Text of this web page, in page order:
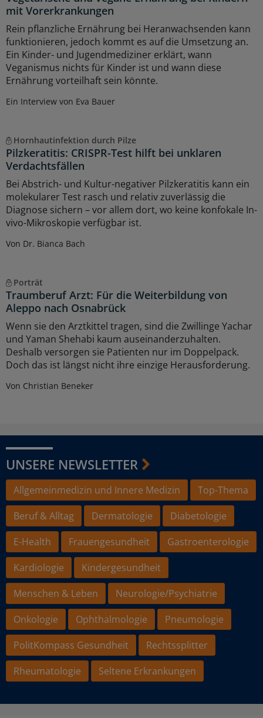
mit Vorerkrankungen
Rein pflanzliche Ernährung bei Heranwachsenden kann
funktionieren, jedoch kommt es auf die Umsetzung an.
Ein Kinder- und Jugendmediziner erklärt, wann
Veganismus nichts für Kinder ist und wann diese
Ernährung vorteilhaft sein könnte.
Ein Interview von Eva Bauer
Hornhautinfektion durch Pilze
Pilzkeratitis: CRISPR-Test hilft bei unklaren
Verdachtsfällen
Bei Abstrich- und Kultur-negativer Pilzkeratitis kann ein
molekularer Test rasch und relativ zuverlässig die
Diagnose sichern – vor allem dort, wo keine konfokale In-
vivo-Mikroskopie verfügbar ist.
Von Dr. Bianca Bach
Porträt
Traumberuf Arzt: Für die Weiterbildung von
Aleppo nach Osnabrück
Wenn sie den Arztkittel tragen, sind die Zwillinge Yachar
und Yaman Shehabi kaum auseinanderzuhalten.
Deshalb versorgen sie Patienten nur im Doppelpack.
Doch das ist längst nicht ihre einzige Herausforderung.
Von Christian Beneker
UNSERE NEWSLETTER
Allgemeinmedizin und Innere Medizin
Top-Thema
Beruf & Alltag
Dermatologie
Diabetologie
E-Health
Frauengesundheit
Gastroenterologie
Kardiologie
Kindergesundheit
Menschen & Leben
Neurologie/Psychiatrie
Onkologie
Ophthalmologie
Pneumologie
PolitKompass Gesundheit
Rechtssplitter
Rheumatologie
Seltene Erkrankungen